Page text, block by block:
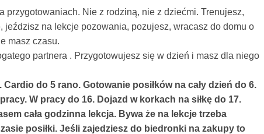
Nie z rodziną, nie z dziećmi. Trenujesz,
na lekcje pozowania, pozujesz, wracasz do domu o
masz czasu.
partnera . Przygotowujesz się w dzień i masz dla niego
do 5 rano. Gotowanie posiłków na cały dzień do 6.
W pracy do 16. Dojazd w korkach na siłkę do 17.
cała godzinna lekcja. Bywa że na lekcje trzeba
posiłki. Jeśli zajedziesz do biedronki na zakupy to